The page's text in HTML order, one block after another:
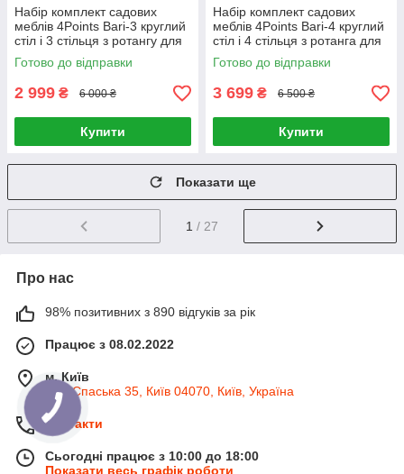
Набір комплект садових
меблів 4Points Bari-3 круглий
стіл і 3 стільця з ротангу для
саду кафе
Готово до відправки
2 999 ₴ 6 000 ₴
Купити
Набір комплект садових
меблів 4Points Bari-4 круглий
стіл і 4 стільця з ротанга для
саду кафе
Готово до відправки
3 699 ₴ 6 500 ₴
Купити
Показати ще
1 / 27
Про нас
98% позитивних з 890 відгуків за рік
Працює з 08.02.2022
м. Київ
вул. Спаська 35, Київ 04070, Київ, Україна
Контакти
Сьогодні працює з 10:00 до 18:00
Показати весь графік роботи